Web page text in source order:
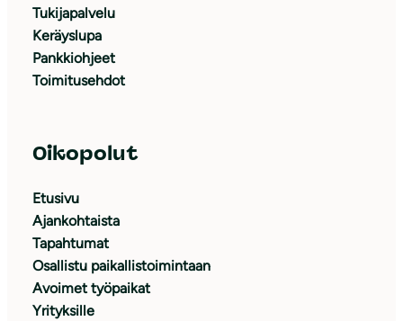
Tukijapalvelu
Keräyslupa
Pankkiohjeet
Toimitusehdot
Oikopolut
Etusivu
Ajankohtaista
Tapahtumat
Osallistu paikallistoimintaan
Avoimet työpaikat
Yrityksille